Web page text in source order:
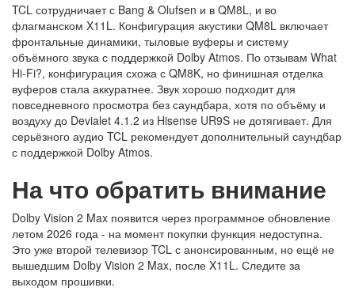
TCL сотрудничает с Bang & Olufsen и в QM8L, и во
флагманском X11L. Конфигурация акустики QM8L включает
фронтальные динамики, тыловые вуферы и систему
объёмного звука с поддержкой Dolby Atmos. По отзывам What
Hi-Fi?, конфигурация схожа с QM8K, но финишная отделка
вуферов стала аккуратнее. Звук хорошо подходит для
повседневного просмотра без саундбара, хотя по объёму и
воздуху до Devialet 4.1.2 из Hisense UR9S не дотягивает. Для
серьёзного аудио TCL рекомендует дополнительный саундбар
с поддержкой Dolby Atmos.
На что обратить внимание
Dolby Vision 2 Max появится через программное обновление
летом 2026 года - на момент покупки функция недоступна.
Это уже второй телевизор TCL с анонсированным, но ещё не
вышедшим Dolby Vision 2 Max, после X11L. Следите за
выходом прошивки.